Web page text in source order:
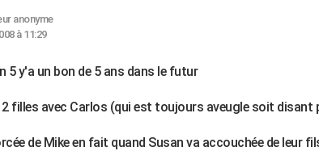
anonyme
à 11:29
5 y'a un bon de 5 ans dans le futur
2 filles avec Carlos (qui est toujours aveugle soit disant
de Mike en fait quand Susan va accouchée de leur